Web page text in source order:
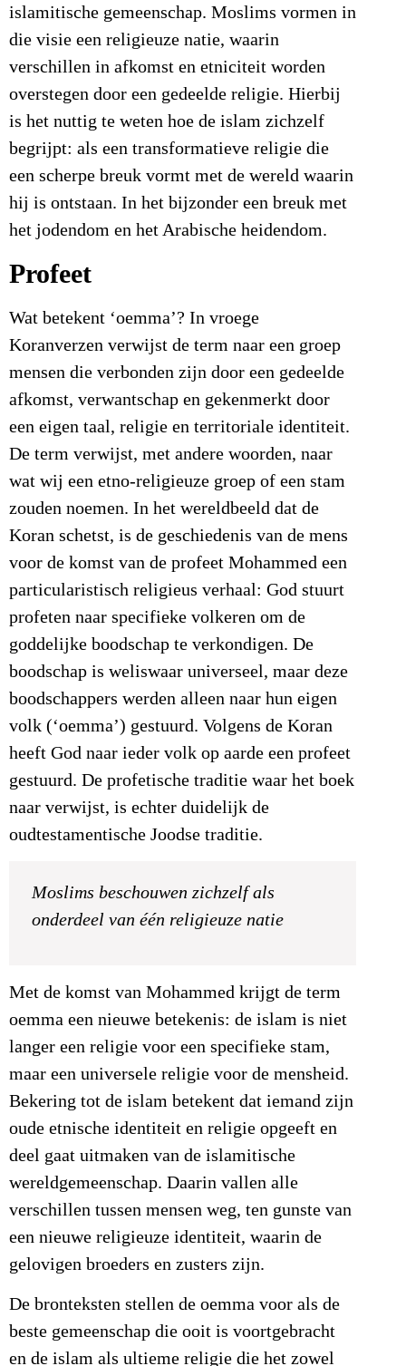
islamitische gemeenschap. Moslims vormen in
die visie een religieuze natie, waarin
verschillen in afkomst en etniciteit worden
overstegen door een gedeelde religie. Hierbij
is het nuttig te weten hoe de islam zichzelf
begrijpt: als een transformatieve religie die
een scherpe breuk vormt met de wereld waarin
hij is ontstaan. In het bijzonder een breuk met
het jodendom en het Arabische heidendom.
Profeet
Wat betekent ‘oemma’? In vroege
Koranverzen verwijst de term naar een groep
mensen die verbonden zijn door een gedeelde
afkomst, verwantschap en gekenmerkt door
een eigen taal, religie en territoriale identiteit.
De term verwijst, met andere woorden, naar
wat wij een etno-religieuze groep of een stam
zouden noemen. In het wereldbeeld dat de
Koran schetst, is de geschiedenis van de mens
voor de komst van de profeet Mohammed een
particularistisch religieus verhaal: God stuurt
profeten naar specifieke volkeren om de
goddelijke boodschap te verkondigen. De
boodschap is weliswaar universeel, maar deze
boodschappers werden alleen naar hun eigen
volk (‘oemma’) gestuurd. Volgens de Koran
heeft God naar ieder volk op aarde een profeet
gestuurd. De profetische traditie waar het boek
naar verwijst, is echter duidelijk de
oudtestamentische Joodse traditie.
Moslims beschouwen zichzelf als
onderdeel van één religieuze natie
Met de komst van Mohammed krijgt de term
oemma een nieuwe betekenis: de islam is niet
langer een religie voor een specifieke stam,
maar een universele religie voor de mensheid.
Bekering tot de islam betekent dat iemand zijn
oude etnische identiteit en religie opgeeft en
deel gaat uitmaken van de islamitische
wereldgemeenschap. Daarin vallen alle
verschillen tussen mensen weg, ten gunste van
een nieuwe religieuze identiteit, waarin de
gelovigen broeders en zusters zijn.
De bronteksten stellen de oemma voor als de
beste gemeenschap die ooit is voortgebracht
en de islam als ultieme religie die het zowel